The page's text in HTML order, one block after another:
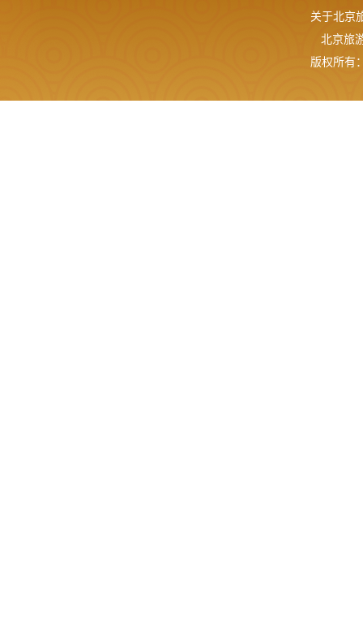
关于北京
北京旅
版权所有